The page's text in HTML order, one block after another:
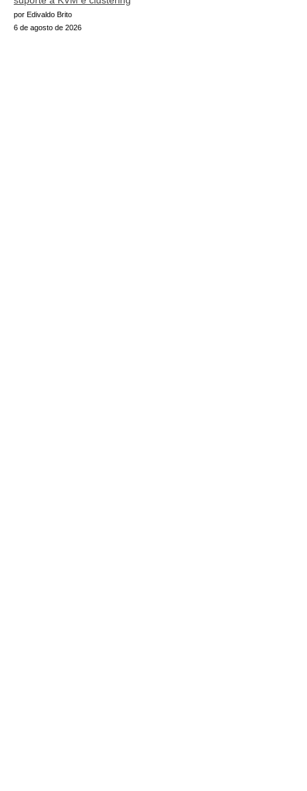
por Edivaldo Brito
6 de agosto de 2026